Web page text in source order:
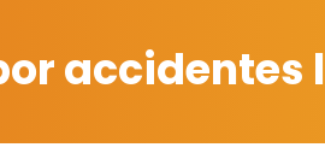
accidentes